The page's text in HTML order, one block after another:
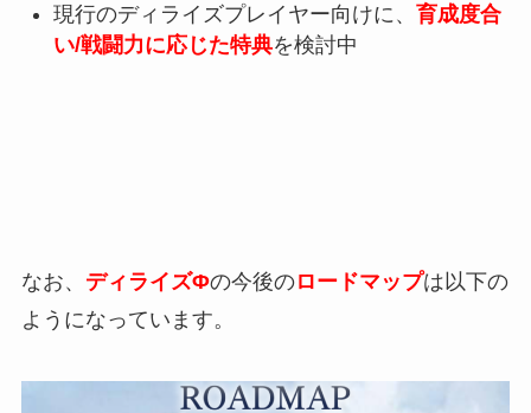
現行のディライズプレイヤー向けに、 育成度合
い/戦闘力に応じた特典を検討中
なお、 ディライズΦの今後のロードマップは以下の
ようになっています。